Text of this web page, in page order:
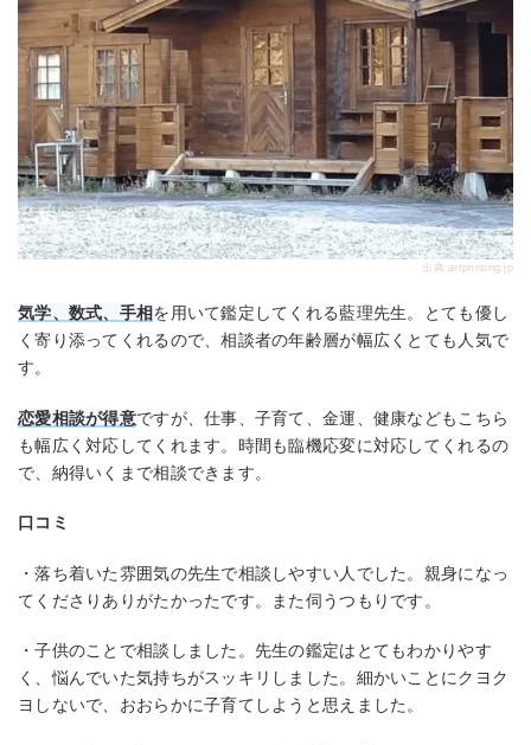
出典:artprinting.jp
気学、数式、手相を用いて鑑定してくれる藍理先生。とても優し
く寄り添ってくれるので、相談者の年齢層が幅広くとても人気で
す。
恋愛相談が得意ですが、仕事、子育て、金運、健康などもこちら
も幅広く対応してくれます。時間も臨機応変に対応してくれるの
で、納得いくまで相談できます。
口コミ
・落ち着いた雰囲気の先生で相談しやすい人でした。親身になっ
てくださりありがたかったです。また伺うつもりです。
・子供のことで相談しました。先生の鑑定はとてもわかりやす
く、悩んでいた気持ちがスッキリしました。細かいことにクヨク
ヨしないで、おおらかに子育てしようと思えました。